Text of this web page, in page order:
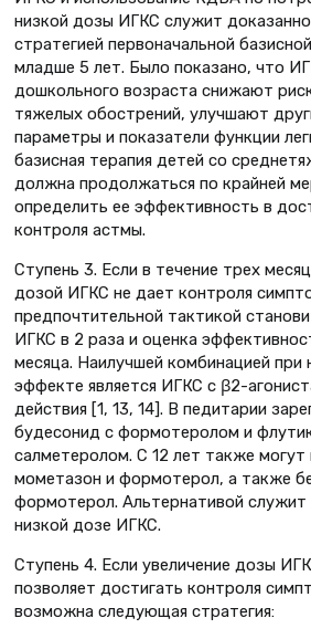
низкой дозы ИГКС служит
стратегией первоначальной
младше 5 лет. Было показано, что
дошкольного возраста снижают
тяжелых обострений, улучшают
параметры и показатели функции
базисная терапия детей со
должна продолжаться по крайней
определить ее эффективность в
контроля астмы.
Ступень 3. Если в течение трех
дозой ИГКС не дает контроля
предпочтительной тактикой
ИГКС в 2 раза и оценка
месяца. Наилучшей комбинацией при
эффекте является ИГКС с β2-
действия [1, 13, 14]. В педитарии
будесонид с формотеролом и
салметеролом. С 12 лет также могут
мометазон и формотерол, а также
формотерол. Альтернативой
низкой дозе ИГКС.
Ступень 4. Если увеличение дозы
позволяет достигать контроля
возможна следующая стратегия: